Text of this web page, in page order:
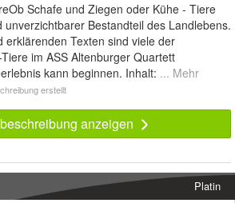
Schafe und Ziegen oder Kühe - Tiere
Bestandteil des Landlebens.
erklärenden Texten sind viele der
im ASS Altenburger Quartett
kann beginnen. Inhalt: ... Mehr
erstellt
anzeigen
Platin